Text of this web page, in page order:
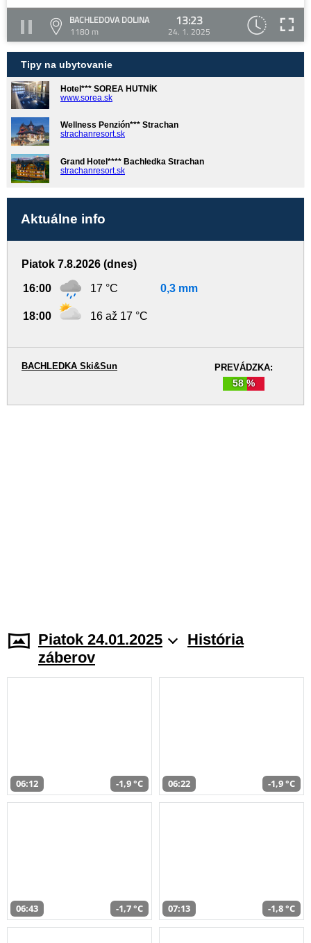
BACHLEDOVA DOLINA
1180 m
13:23
24. 1. 2025
Tipy na ubytovanie
Hotel*** SOREA HUTNÍK
www.sorea.sk
Wellness Penzión*** Strachan
strachanresort.sk
Grand Hotel**** Bachledka Strachan
strachanresort.sk
Aktuálne info
Piatok 7.8.2026 (dnes)
16:00 17 °C 0,3 mm
18:00 16 až 17 °C
PREVÁDZKA:
58 %
BACHLEDKA Ski&Sun
Piatok 24.01.2025
História
záberov
06:12 -1,9 °C 06:22 -1,9 °C
06:43 -1,7 °C 07:13 -1,8 °C